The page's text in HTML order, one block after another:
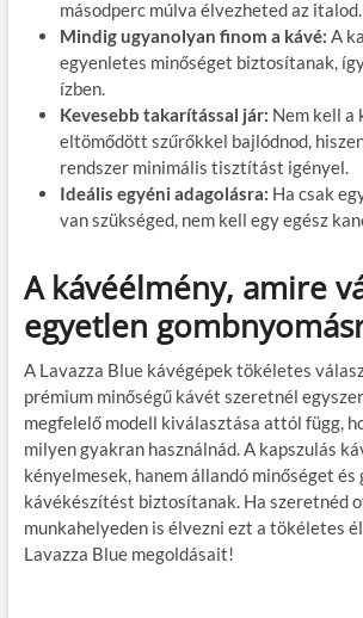
másodperc múlva élvezheted az italod.
Mindig ugyanolyan finom a kávé: A
egyenletes minőséget biztosítanak,
ízben.
Kevesebb takarítással jár: Nem kell a
eltömődött szűrőkkel bajlódnod,
rendszer minimális tisztítást igényel.
Ideális egyéni adagolásra: Ha csak
van szükséged, nem kell egy egész
A kávéélmény, amire
egyetlen
A Lavazza Blue kávégépek tökéletes
prémium minőségű kávét szeretnél
megfelelő modell kiválasztása attól függ,
milyen gyakran használnád. A kapszulás
kényelmesek, hanem állandó minőséget és
kávékészítést biztosítanak. Ha szeretnéd
munkahelyeden is élvezni ezt a tökéletes
Lavazza Blue megoldásait!